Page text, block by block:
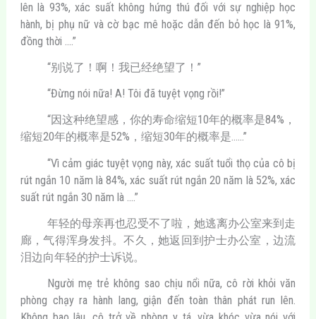
lên là 93%, xác suất không hứng thú đối với sự nghiệp học
hành, bị phụ nữ và cờ bạc mê hoặc dẫn đến bỏ học là 91%,
đồng thời ….”
“别说了！啊！我已经绝望了！”
“Đừng nói nữa! A! Tôi đã tuyệt vọng rồi!”
“因这种绝望感，你的寿命缩短10年的概率是84%，
缩短20年的概率是52%，缩短30年的概率是……”
“Vì cảm giác tuyệt vọng này, xác suất tuổi thọ của cô bị
rút ngắn 10 năm là 84%, xác suất rút ngắn 20 năm là 52%, xác
suất rút ngắn 30 năm là ….”
年轻的母亲再也忍受不了啦，她逃离办公室来到走
廊，气得浑身发抖。不久，她返回到护士办公室，边流
泪边向年轻的护士诉说。
Người mẹ trẻ không sao chịu nổi nữa, cô rời khỏi văn
phòng chạy ra hành lang, giận đến toàn thân phát run lên.